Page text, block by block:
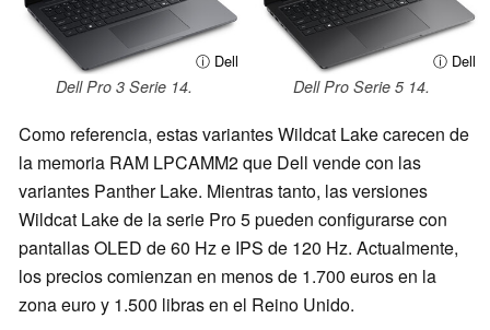
ⓘ Dell
Dell Pro 3 Serie 14.
ⓘ Dell
Dell Pro Serie 5 14.
Como referencia, estas variantes Wildcat Lake carecen de
la memoria RAM LPCAMM2 que Dell vende con las
variantes Panther Lake. Mientras tanto, las versiones
Wildcat Lake de la serie Pro 5 pueden configurarse con
pantallas OLED de 60 Hz e IPS de 120 Hz. Actualmente,
los precios comienzan en menos de 1.700 euros en la
zona euro y 1.500 libras en el Reino Unido.